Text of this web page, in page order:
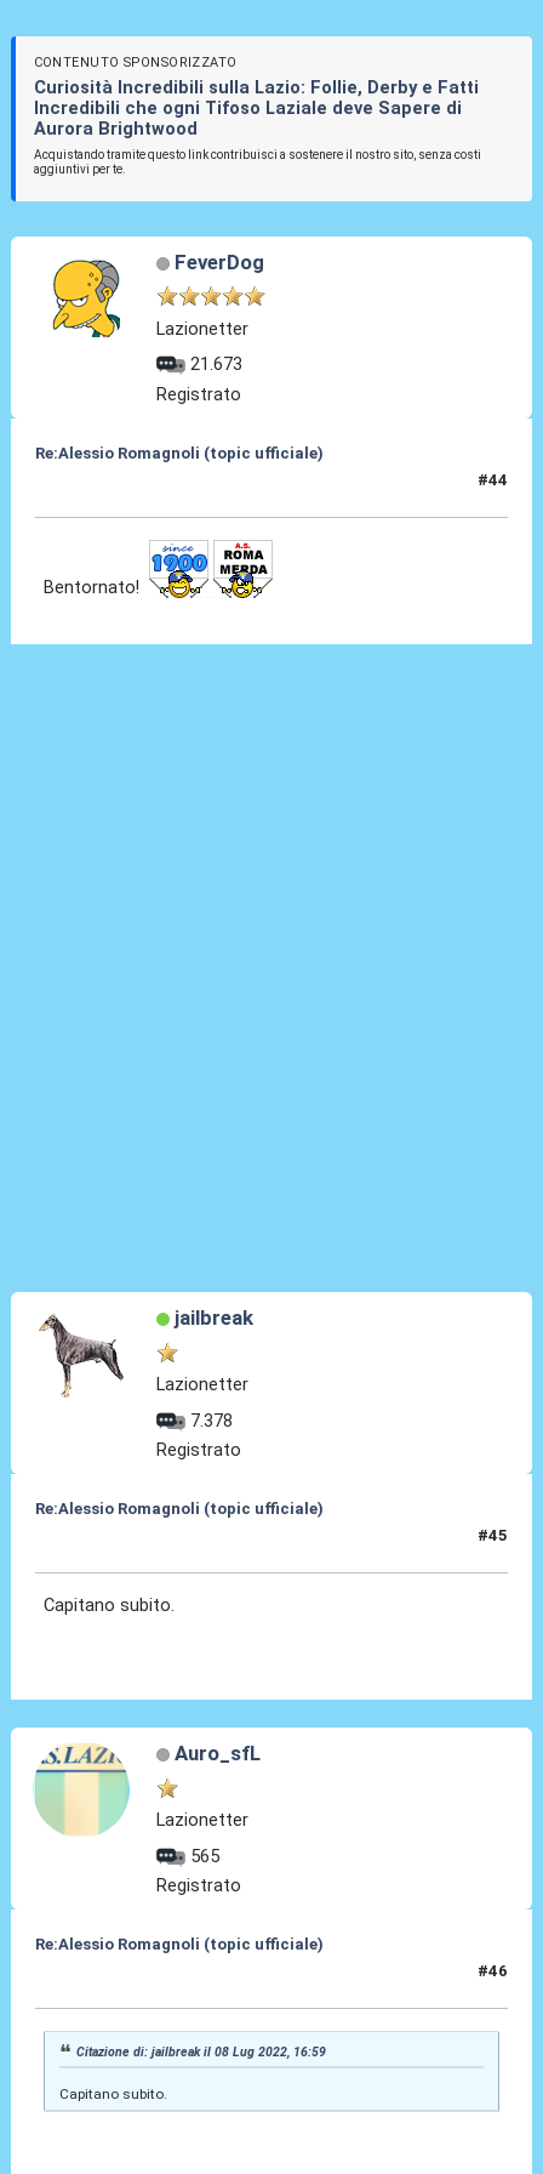
CONTENUTO SPONSORIZZATO
Curiosità Incredibili sulla Lazio: Follie, Derby e Fatti
Incredibili che ogni Tifoso Laziale deve Sapere di
Aurora Brightwood
Acquistando tramite questo link contribuisci a sostenere il nostro sito, senza costi
aggiuntivi per te.
FeverDog
Lazionetter
21.673
Registrato
Re:Alessio Romagnoli (topic ufficiale)
#44
Bentornato!
jailbreak
Lazionetter
7.378
Registrato
Re:Alessio Romagnoli (topic ufficiale)
#45
Capitano subito.
Auro_sfL
Lazionetter
565
Registrato
Re:Alessio Romagnoli (topic ufficiale)
#46
Citazione di: jailbreak il 08 Lug 2022, 16:59
Capitano subito.